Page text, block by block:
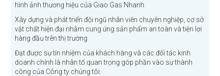
hình ảnh thương hiệu của Giao Gas Nhanh
Xây dựng và phát triển đội ngũ nhân viên chuyên nghiệp, cơ sở
vật chất hiện đại nhằm cung ứng sản phẩm an toàn và tiện lợi
hàng đầu trên thị trường
Đạt được sự tín nhiệm của khách hàng và các đối tác kinh
doanh chính là nhân tố quan trọng góp phần vào sự thành
công của Công ty chúng tôi.